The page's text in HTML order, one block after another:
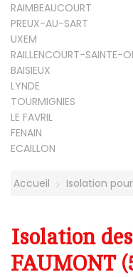
RAIMBEAUCOURT
PREUX-AU-SART
UXEM
RAILLENCOURT-SAINTE-
BAISIEUX
LYNDE
TOURMIGNIES
LE FAVRIL
FENAIN
ECAILLON
Accueil Isolation
Isolation
FAUMONT